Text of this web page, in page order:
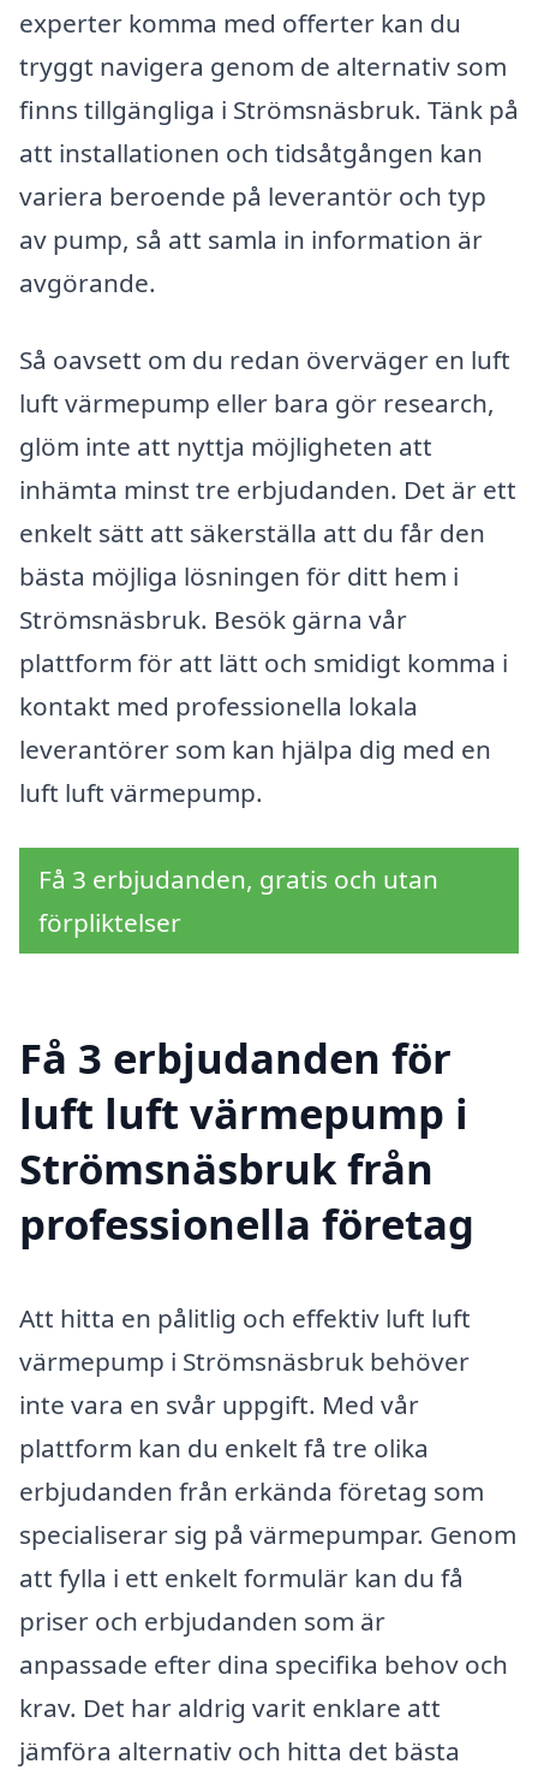
experter komma med offerter kan du
tryggt navigera genom de alternativ som
finns tillgängliga i Strömsnäsbruk. Tänk på
att installationen och tidsåtgången kan
variera beroende på leverantör och typ
av pump, så att samla in information är
avgörande.
Så oavsett om du redan överväger en luft
luft värmepump eller bara gör research,
glöm inte att nyttja möjligheten att
inhämta minst tre erbjudanden. Det är ett
enkelt sätt att säkerställa att du får den
bästa möjliga lösningen för ditt hem i
Strömsnäsbruk. Besök gärna vår
plattform för att lätt och smidigt komma i
kontakt med professionella lokala
leverantörer som kan hjälpa dig med en
luft luft värmepump.
Få 3 erbjudanden, gratis och utan
förpliktelser
Få 3 erbjudanden för
luft luft värmepump i
Strömsnäsbruk från
professionella företag
Att hitta en pålitlig och effektiv luft luft
värmepump i Strömsnäsbruk behöver
inte vara en svår uppgift. Med vår
plattform kan du enkelt få tre olika
erbjudanden från erkända företag som
specialiserar sig på värmepumpar. Genom
att fylla i ett enkelt formulär kan du få
priser och erbjudanden som är
anpassade efter dina specifika behov och
krav. Det har aldrig varit enklare att
jämföra alternativ och hitta det bästa